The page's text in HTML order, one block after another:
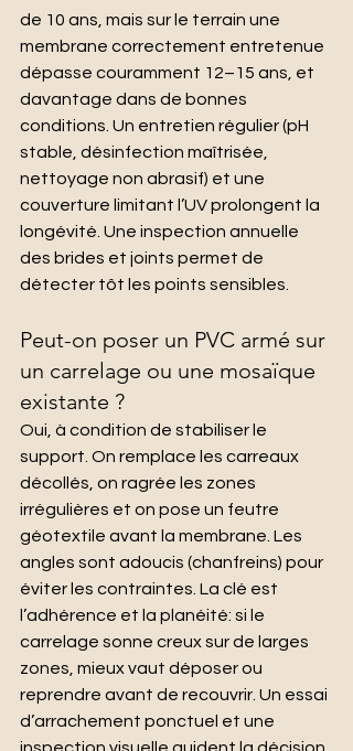
de 10 ans, mais sur le terrain une
membrane correctement entretenue
dépasse couramment 12–15 ans, et
davantage dans de bonnes
conditions. Un entretien régulier (pH
stable, désinfection maîtrisée,
nettoyage non abrasif) et une
couverture limitant l’UV prolongent la
longévité. Une inspection annuelle
des brides et joints permet de
détecter tôt les points sensibles.
Peut-on poser un PVC armé sur
un carrelage ou une mosaïque
existante ?
Oui, à condition de stabiliser le
support. On remplace les carreaux
décollés, on ragrée les zones
irrégulières et on pose un feutre
géotextile avant la membrane. Les
angles sont adoucis (chanfreins) pour
éviter les contraintes. La clé est
l’adhérence et la planéité: si le
carrelage sonne creux sur de larges
zones, mieux vaut déposer ou
reprendre avant de recouvrir. Un essai
d’arrachement ponctuel et une